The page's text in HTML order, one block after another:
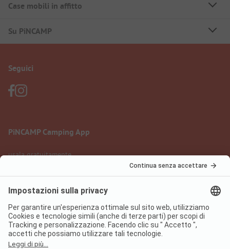
Case mobili in affitto
Su PiNCAMP
Seguici
PiNCAMP Camping App
usala gratuitamente
Informazione legale
Protezione dati
Condizioni d'uso
Regolamento sui servizi digitali